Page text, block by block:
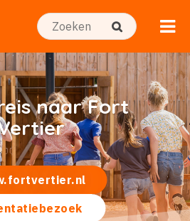
naar Fort